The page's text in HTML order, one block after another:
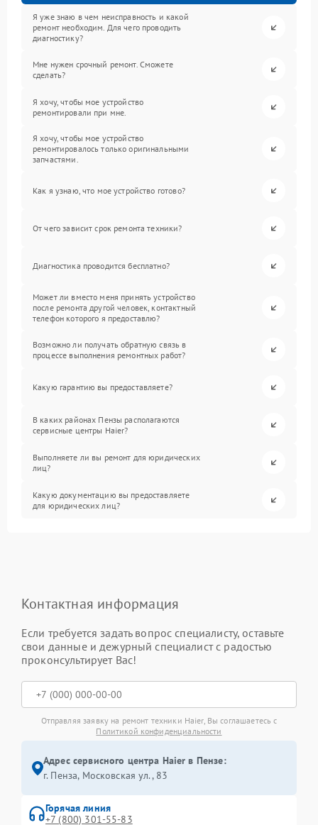
Я уже знаю в чем неисправность и какой
ремонт необходим. Для чего проводить
диагностику?
Мне нужен срочный ремонт. Сможете
сделать?
Я хочу, чтобы мое устройство
ремонтировали при мне.
Я хочу, чтобы мое устройство
ремонтировалось только оригинальными
запчастями.
Как я узнаю, что мое устройство готово?
От чего зависит срок ремонта техники?
Диагностика проводится бесплатно?
Может ли вместо меня принять устройство
после ремонта другой человек, контактный
телефон которого я предоставлю?
Возможно ли получать обратную связь в
процессе выполнения ремонтных работ?
Какую гарантию вы предоставляете?
В каких районах Пензы располагаются
сервисные центры Haier?
Выполняете ли вы ремонт для юридических
лиц?
Какую документацию вы предоставляете
для юридических лиц?
Контактная информация
Если требуется задать вопрос специалисту, оставьте
свои данные и дежурный специалист с радостью
проконсультирует Вас!
Отправляя заявку на ремонт техники Haier, Вы соглашаетесь с
Политикой конфиденциальности
Адрес сервисного центра Haier в Пензе:
г. Пенза, Московская ул., 83
Горячая линия
+7 (800) 301-55-83